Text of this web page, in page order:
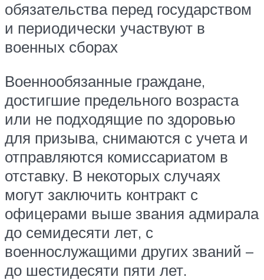
обязательства перед государством
и периодически участвуют в
военных сборах
Военнообязанные граждане,
достигшие предельного возраста
или не подходящие по здоровью
для призыва, снимаются с учета и
отправляются комиссариатом в
отставку. В некоторых случаях
могут заключить контракт с
офицерами выше звания адмирала
до семидесяти лет, с
военнослужащими других званий –
до шестидесяти пяти лет.